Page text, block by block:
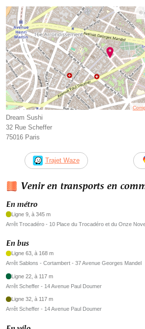
©
Dream Sushi
32 Rue Scheffer
75016 Paris
Trajet Waze
Venir en transports en
En métro
Ligne 9, à 345 m
Arrêt Trocadéro - 10 Place du Trocadéro et du Onze
En bus
Ligne 63, à 168 m
Arrêt Sablons - Cortambert - 37 Avenue Georges Mandel
Ligne 22, à 117 m
Arrêt Scheffer - 14 Avenue Paul Doumer
Ligne 32, à 117 m
Arrêt Scheffer - 14 Avenue Paul Doumer